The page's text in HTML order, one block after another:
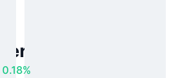
0.18%